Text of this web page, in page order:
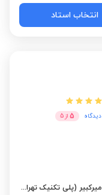
انتخاب استاد
5 از 5
دکترا مهندسی مکانیک از دانشگاه صنعتی امیرکبیر (پلی تکنیک تهران)